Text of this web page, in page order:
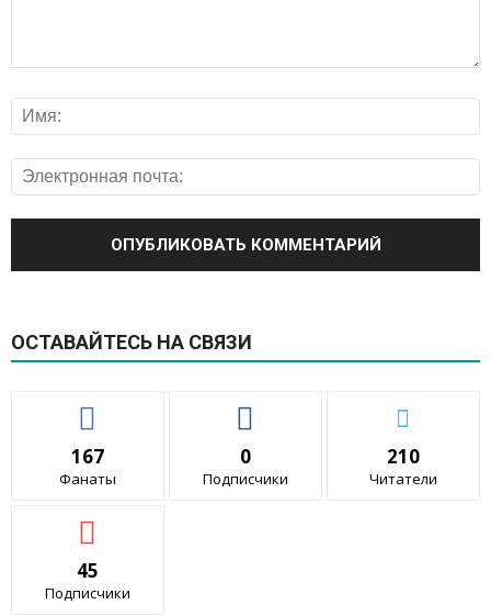
ОСТАВАЙТЕСЬ НА СВЯЗИ
167
Фанаты
0
Подписчики
210
Читатели
45
Подписчики